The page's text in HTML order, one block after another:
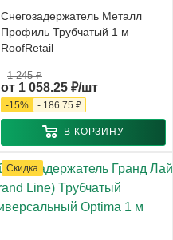
Снегозадержатель Металл
Профиль Трубчатый 1 м
RoofRetail
от 1 058.25 ₽/шт
1 245 ₽
-15% - 186.75 ₽
В КОРЗИНУ
Скидка